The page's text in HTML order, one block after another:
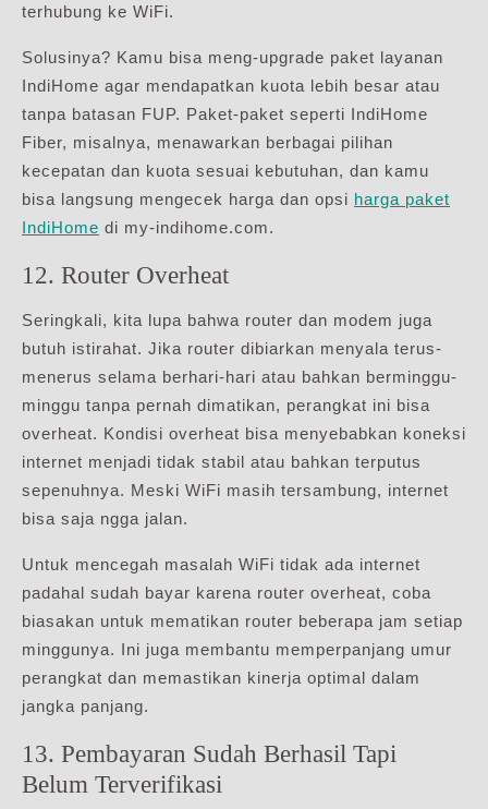
terhubung ke WiFi.
Solusinya? Kamu bisa meng-upgrade paket layanan
IndiHome agar mendapatkan kuota lebih besar atau
tanpa batasan FUP. Paket-paket seperti IndiHome
Fiber, misalnya, menawarkan berbagai pilihan
kecepatan dan kuota sesuai kebutuhan, dan kamu
bisa langsung mengecek harga dan opsi harga paket
IndiHome di my-indihome.com.
12. Router Overheat
Seringkali, kita lupa bahwa router dan modem juga
butuh istirahat. Jika router dibiarkan menyala terus-
menerus selama berhari-hari atau bahkan berminggu-
minggu tanpa pernah dimatikan, perangkat ini bisa
overheat. Kondisi overheat bisa menyebabkan koneksi
internet menjadi tidak stabil atau bahkan terputus
sepenuhnya. Meski WiFi masih tersambung, internet
bisa saja ngga jalan.
Untuk mencegah masalah WiFi tidak ada internet
padahal sudah bayar karena router overheat, coba
biasakan untuk mematikan router beberapa jam setiap
minggunya. Ini juga membantu memperpanjang umur
perangkat dan memastikan kinerja optimal dalam
jangka panjang.
13. Pembayaran Sudah Berhasil Tapi
Belum Terverifikasi